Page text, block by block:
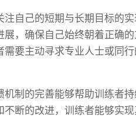
自己的短期与长期目标的
，确保自己始终朝着正确
要主动寻求专业人士或同
制的完善能够帮助训练者
断的改进，训练者能够实